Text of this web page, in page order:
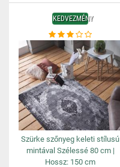
KEDVEZMÉNY
Szürke szőnyeg keleti stílusú
mintával Szélessé 80 cm |
Hossz: 150 cm